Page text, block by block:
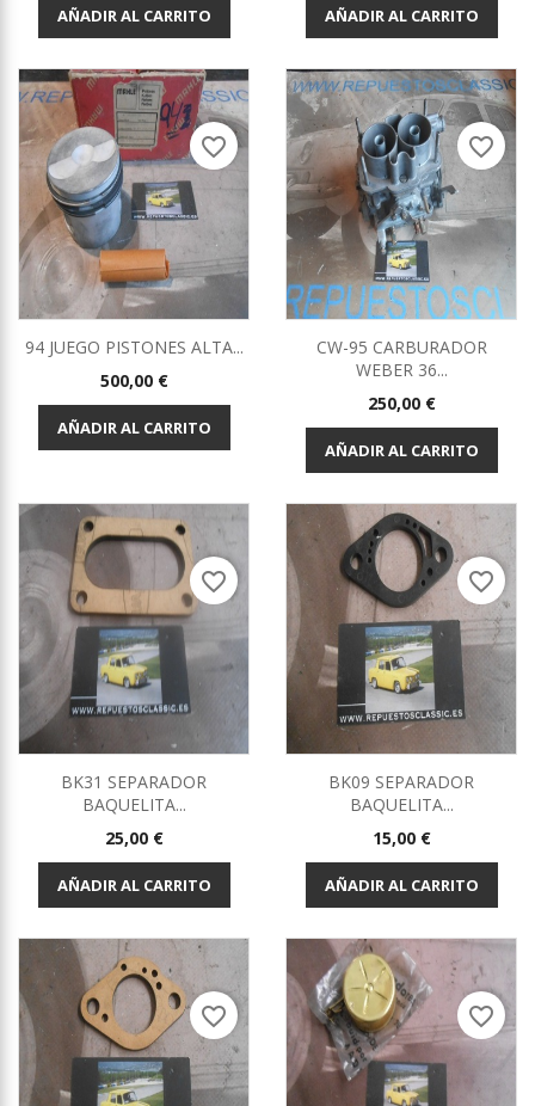
AÑADIR AL CARRITO AÑADIR AL CARRITO
94 JUEGO PISTONES ALTA...
Precio
500,00 €
AÑADIR AL CARRITO
favorite_border
CW-95 CARBURADOR
WEBER 36...
Precio
250,00 €
AÑADIR AL CARRITO
favorite_border
BK31 SEPARADOR
BAQUELITA...
Precio
25,00 €
AÑADIR AL CARRITO
favorite_border
BK09 SEPARADOR
BAQUELITA...
Precio
15,00 €
AÑADIR AL CARRITO
favorite_border
favorite_border favorite_border